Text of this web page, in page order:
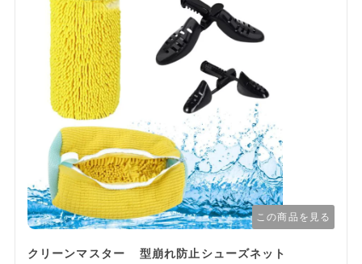
この商品を見る
クリーンマスター 型崩れ防止シューズネット